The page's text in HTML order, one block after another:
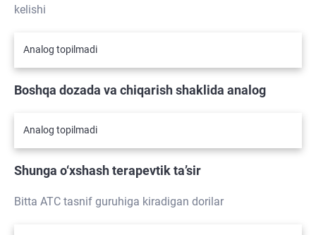
kelishi
Analog topilmadi
Boshqa dozada va chiqarish shaklida analog
Analog topilmadi
Shunga o‘xshash terapevtik ta’sir
Bitta ATC tasnif guruhiga kiradigan dorilar